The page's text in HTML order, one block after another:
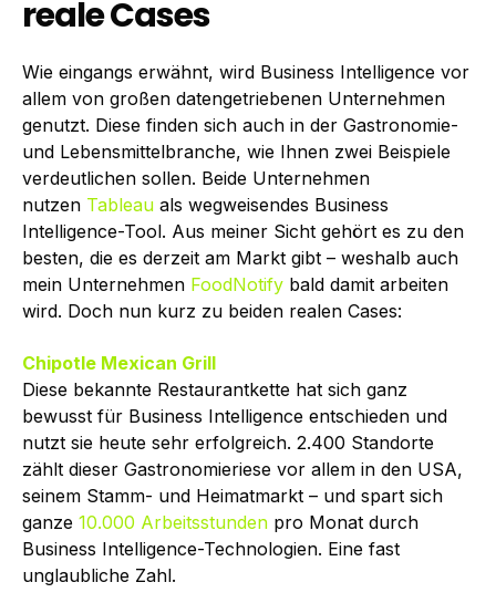
reale Cases
Wie eingangs erwähnt, wird Business Intelligence vor
allem von großen datengetriebenen Unternehmen
genutzt. Diese finden sich auch in der Gastronomie-
und Lebensmittelbranche, wie Ihnen zwei Beispiele
verdeutlichen sollen. Beide Unternehmen
nutzen Tableau als wegweisendes Business
Intelligence-Tool. Aus meiner Sicht gehört es zu den
besten, die es derzeit am Markt gibt – weshalb auch
mein Unternehmen FoodNotify bald damit arbeiten
wird. Doch nun kurz zu beiden realen Cases:
Chipotle Mexican Grill
Diese bekannte Restaurantkette hat sich ganz
bewusst für Business Intelligence entschieden und
nutzt sie heute sehr erfolgreich. 2.400 Standorte
zählt dieser Gastronomieriese vor allem in den USA,
seinem Stamm- und Heimatmarkt – und spart sich
ganze 10.000 Arbeitsstunden pro Monat durch
Business Intelligence-Technologien. Eine fast
unglaubliche Zahl.